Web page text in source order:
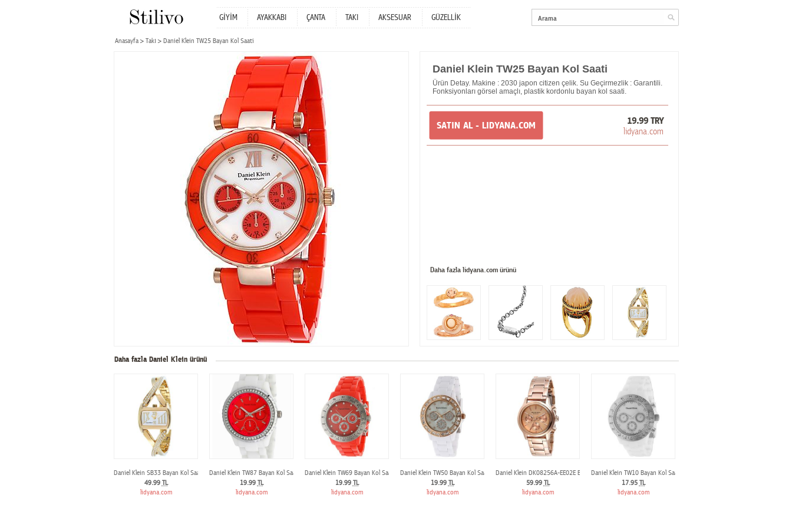
GİYİM AYAKKABI ÇANTA TAKI AKSESUAR GÜZELLİK
Anasayfa Takı Daniel Klein TW25 Bayan Kol Saati
Daniel Klein TW25 Bayan Kol Saati
Ürün Detay. Makine : 2030 japon citizen çelik. Su Geçirmezlik : Garantili.
Fonksiyonları görsel amaçlı, plastik kordonlu bayan kol saati.
SATIN AL - LIDYANA.COM 19.99 TRY
lidyana.com
Daha fazla lidyana.com ürünü
Daha fazla Daniel Klein ürünü
Daniel Klein SB33 Bayan Kol Saati
49.99 TL
lidyana.com
Daniel Klein TW87 Bayan Kol Saati
19.99 TL
lidyana.com
Daniel Klein TW69 Bayan Kol Saati
19.99 TL
lidyana.com
Daniel Klein TW50 Bayan Kol Saati
19.99 TL
lidyana.com
Daniel Klein DK08256A-EE02E Bayan Kol Saati
59.99 TL
lidyana.com
Daniel Klein TW10 Bayan Kol Saati
17.95 TL
lidyana.com